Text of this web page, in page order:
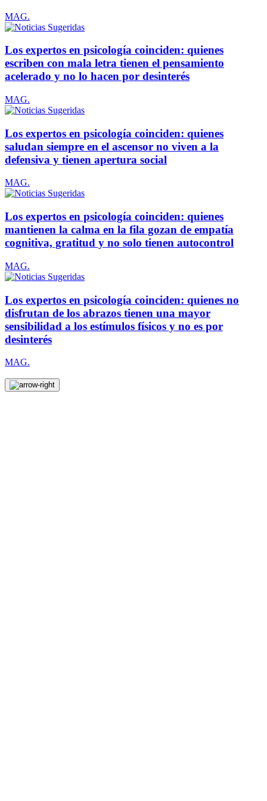
MAG.
Los expertos en psicología coinciden: quienes
escriben con mala letra tienen el pensamiento
acelerado y no lo hacen por desinterés
MAG.
Los expertos en psicología coinciden: quienes
saludan siempre en el ascensor no viven a la
defensiva y tienen apertura social
MAG.
Los expertos en psicología coinciden: quienes
mantienen la calma en la fila gozan de empatía
cognitiva, gratitud y no solo tienen autocontrol
MAG.
Los expertos en psicología coinciden: quienes no
disfrutan de los abrazos tienen una mayor
sensibilidad a los estímulos físicos y no es por
desinterés
MAG.